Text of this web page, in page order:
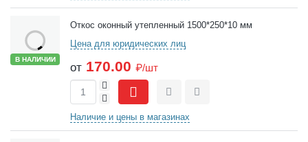
В НАЛИЧИИ
Откос оконный утепленный 1500*250*10 мм
Цена для юридических лиц
от 170.00 ₽/шт
-
+
СравнитьОтложить
Наличие и цены в магазинах